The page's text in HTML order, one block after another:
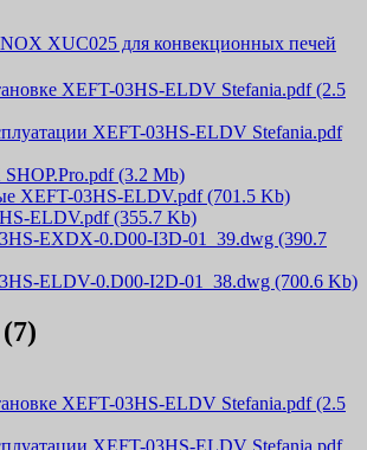
XUC025 для конвекционных печей
XEFT-03HS-ELDV Stefania.pdf(2.5
XEFT-03HS-ELDV Stefania.pdf
(3.2 Mb)
XEFT-03HS-ELDV.pdf(701.5 Kb)
ELDV.pdf(355.7 Kb)
EXDX-0.D00-I3D-01_39.dwg (390.7
ELDV-0.D00-I2D-01_38.dwg (700.6 Kb)
XEFT-03HS-ELDV Stefania.pdf(2.5
XEFT-03HS-ELDV Stefania.pdf